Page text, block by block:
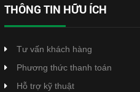
THÔNG TIN HỮU ÍCH
Tư vấn khách hàng
Phương thức thanh toán
Hỗ trợ kỹ thuật